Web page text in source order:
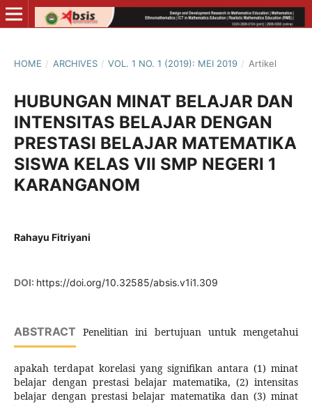
HOME / ARCHIVES / VOL. 1 NO. 1 (2019): MEI 2019 / Artikel
HUBUNGAN MINAT BELAJAR DAN
INTENSITAS BELAJAR DENGAN
PRESTASI BELAJAR MATEMATIKA
SISWA KELAS VII SMP NEGERI 1
KARANGANOM
Rahayu Fitriyani
DOI: https://doi.org/10.32585/absis.v1i1.309
ABSTRACT Penelitian ini bertujuan untuk mengetahui
apakah terdapat korelasi yang signifikan antara (1) minat
belajar dengan prestasi belajar matematika, (2) intensitas
belajar dengan prestasi belajar matematika dan (3) minat